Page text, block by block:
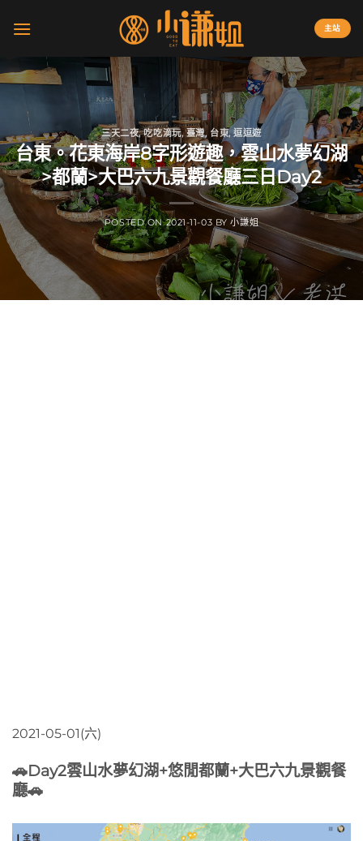
主站
三天二夜,吃吃滴玩,臺灣, 台東,逗逗遊
台東。花東海岸8字形遊趣，雲山水夢幻湖
>都蘭>大巴六九景觀餐廳三日Day2
POSTED ON2021-11-03 BY小謙姐
2021-05-01(六)
🚗Day2雲山水夢幻湖+悠閒都蘭+大巴六九景觀餐
廳🚗